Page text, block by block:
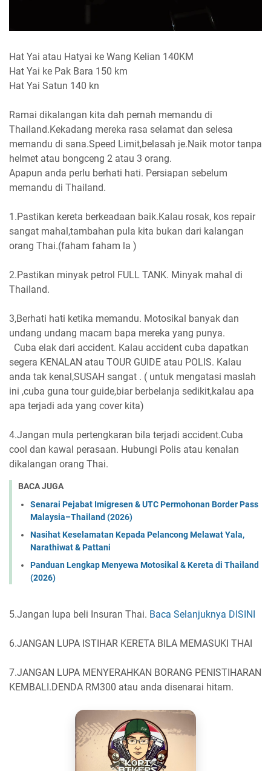
Hat Yai atau Hatyai ke Wang Kelian 140KM
Hat Yai ke Pak Bara 150 km
Hat Yai Satun 140 kn
Ramai dikalangan kita dah pernah memandu di
Thailand.Kekadang mereka rasa selamat dan selesa
memandu di sana.Speed Limit,belasah je.Naik motor tanpa
helmet atau bongceng 2 atau 3 orang.
Apapun anda perlu berhati hati. Persiapan sebelum
memandu di Thailand.
1.Pastikan kereta berkeadaan baik.Kalau rosak, kos repair
sangat mahal,tambahan pula kita bukan dari kalangan
orang Thai.(faham faham la )
2.Pastikan minyak petrol FULL TANK. Minyak mahal di
Thailand.
3,Berhati hati ketika memandu. Motosikal banyak dan
undang undang macam bapa mereka yang punya.
Cuba elak dari accident. Kalau accident cuba dapatkan
segera KENALAN atau TOUR GUIDE atau POLIS. Kalau
anda tak kenal,SUSAH sangat . ( untuk mengatasi maslah
ini ,cuba guna tour guide,biar berbelanja sedikit,kalau apa
apa terjadi ada yang cover kita)
4.Jangan mula pertengkaran bila terjadi accident.Cuba
cool dan kawal perasaan. Hubungi Polis atau kenalan
dikalangan orang Thai.
BACA JUGA
Senarai Pejabat Imigresen & UTC Permohonan Border Pass
Malaysia–Thailand (2026)
Nasihat Keselamatan Kepada Pelancong Melawat Yala,
Narathiwat & Pattani
Panduan Lengkap Menyewa Motosikal & Kereta di Thailand
(2026)
5.Jangan lupa beli Insuran Thai. Baca Selanjuknya DISINI
6.JANGAN LUPA ISTIHAR KERETA BILA MEMASUKI THAI
7.JANGAN LUPA MENYERAHKAN BORANG PENISTIHARAN
KEMBALI.DENDA RM300 atau anda disenarai hitam.